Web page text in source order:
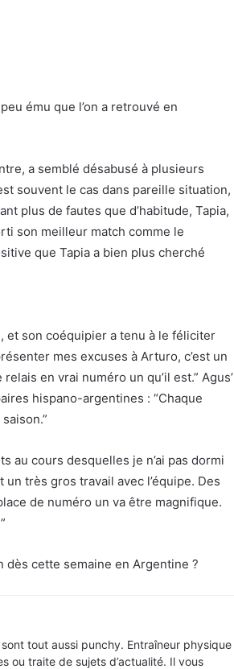
ému que l’on a retrouvé en
a semblé désabusé à plusieurs
souvent le cas dans pareille situation,
plus de fautes que d’habitude, Tapia,
son meilleur match comme le
que Tapia a bien plus cherché
et son coéquipier a tenu à le féliciter
mes excuses à Arturo, c’est un
en vrai numéro un qu’il est.” Agus’
hispano-argentines : “Chaque
au cours desquelles je n’ai pas dormi
très gros travail avec l’équipe. Des
de numéro un va être magnifique.
cette semaine en Argentine ?
tout aussi punchy. Entraîneur physique
ou traite de sujets d’actualité. Il vous